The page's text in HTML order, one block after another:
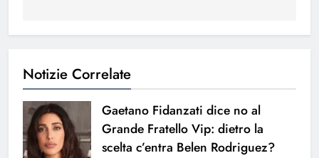
Notizie Correlate
Gaetano Fidanzati dice no al
Grande Fratello Vip: dietro la
scelta c’entra Belen Rodriguez?